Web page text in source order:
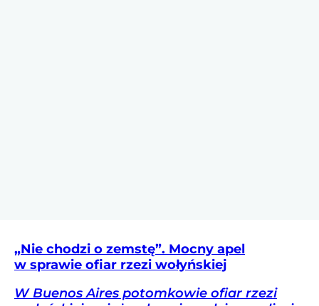
„Nie chodzi o zemstę”. Mocny apel
w sprawie ofiar rzezi wołyńskiej
W Buenos Aires potomkowie ofiar rzezi